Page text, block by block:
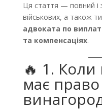
Ця стаття — повний і
військових, а також
адвоката по
та компенсаціях.
🔥 1. Коли
має